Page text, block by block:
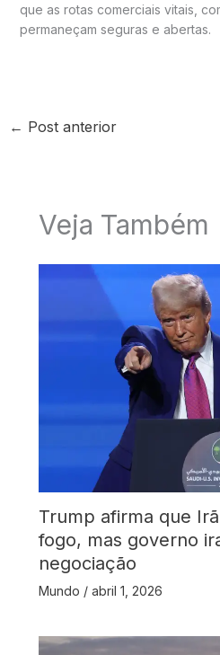
que as rotas comerciais vitais,
permaneçam seguras e abertas.
← Post anterior
Veja Também
Trump afirma que
fogo, mas governo
negociação
Mundo / abril 1, 2026